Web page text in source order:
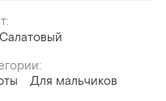
Салатовый
Для мальчиков